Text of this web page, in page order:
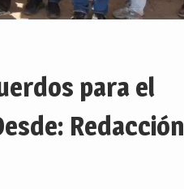
para el
Redacción